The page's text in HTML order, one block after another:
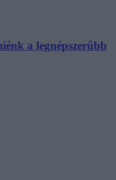
a legnépszerűbb